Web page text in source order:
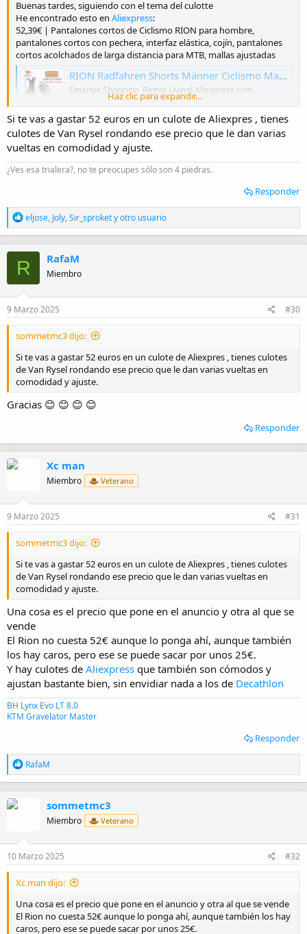
Buenas tardes, siguiendo con el tema del culotte
He encontrado esto en Aliexpress:
52,39€ | Pantalones cortos de Ciclismo RION para hombre,
pantalones cortos con pechera, interfaz elástica, cojín, pantalones
cortos acolchados de larga distancia para MTB, mallas ajustadas
RION Radfahren Shorts Männer Ciclismo Masculina Trägerhose Elastische Interface Kissen Fern MTB Gepolsterte Shorts Strumpfhosen Slim Fit - AliExpress 18
Smarter Shopping, Better Living! Aliexpress.com
a.aliexpress.com
A ver qué os parece ☺️
Haz clic para expandir...
Si te vas a gastar 52 euros en un culote de Aliexpres , tienes
culotes de Van Rysel rondando ese precio que le dan varias
vueltas en comodidad y ajuste.
¿Ves esa trialera?, no te preocupes sólo son 4 piedras.
Responder
R
e
a
c
c
i
o
n
s
eljose, Joly,Sir_sprokety otro usuario
R RafaM
Miembro
9 Marzo 2025 #30
sommetmc3 dijo:
Si te vas a gastar 52 euros en un culote de Aliexpres , tienes culotes
de Van Rysel rondando ese precio que le dan varias vueltas en
comodidad y ajuste.
Gracias 😊 😊 😊 😊
Responder
Xc man
Miembro Veterano
9 Marzo 2025 #31
sommetmc3 dijo:
Si te vas a gastar 52 euros en un culote de Aliexpres , tienes culotes
de Van Rysel rondando ese precio que le dan varias vueltas en
comodidad y ajuste.
Una cosa es el precio que pone en el anuncio y otra al que se
vende
El Rion no cuesta 52€ aunque lo ponga ahí, aunque también
los hay caros, pero ese se puede sacar por unos 25€.
Y hay culotes de Aliexpress que también son cómodos y
ajustan bastante bien, sin envidiar nada a los de Decathlon
BH Lynx Evo LT 8.0
KTM Gravelator Master
Responder
R
e
a
n
e
s
RafaM
sommetmc3
Miembro Veterano
10 Marzo 2025 #32
Xc man dijo:
Una cosa es el precio que pone en el anuncio y otra al que se vende
El Rion no cuesta 52€ aunque lo ponga ahí, aunque también los hay
caros, pero ese se puede sacar por unos 25€.